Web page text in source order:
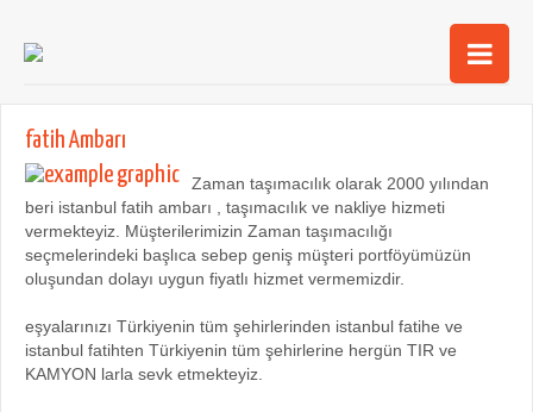
Ana Sayfa
Hizmetlerimiz
Kurumsal
iletişim
fatih Ambarı
Zaman taşımacılık olarak 2000 yılından
beri istanbul fatih ambarı , taşımacılık ve nakliye hizmeti
vermekteyiz. Müşterilerimizin Zaman taşımacılığı
seçmelerindeki başlıca sebep geniş müşteri portföyümüzün
oluşundan dolayı uygun fiyatlı hizmet vermemizdir.
eşyalarınızı Türkiyenin tüm şehirlerinden istanbul fatihe ve
istanbul fatihten Türkiyenin tüm şehirlerine hergün TIR ve
KAMYON larla sevk etmekteyiz.